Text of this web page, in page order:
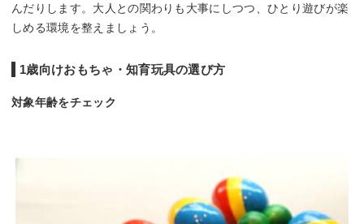
んだりします。大人との関わりも大事にしつつ、ひとり遊びが楽
しめる環境を整えましょう。
1歳向けおもちゃ・知育玩具の選び方
対象年齢をチェック